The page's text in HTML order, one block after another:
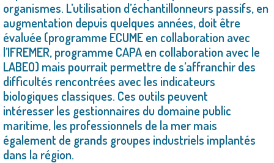
organismes. L’utilisation d’échantillonneurs passifs, en
augmentation depuis quelques années, doit être
évaluée (programme ECUME en collaboration avec
l’IFREMER, programme CAPA en collaboration avec le
LABEO) mais pourrait permettre de s’affranchir des
difficultés rencontrées avec les indicateurs
biologiques classiques. Ces outils peuvent
intéresser les gestionnaires du domaine public
maritime, les professionnels de la mer mais
également de grands groupes industriels implantés
dans la région.